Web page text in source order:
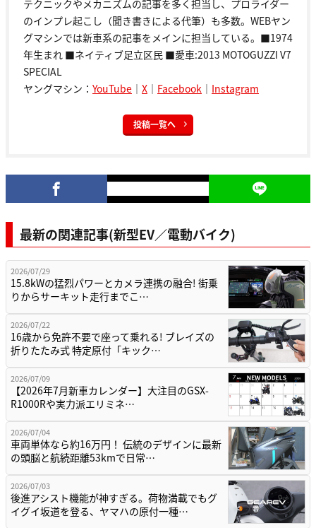
テクニックやメカニズムの記事を多く担当し、プロライダー
のインプレ起こし（聞き書きによる代筆）も多数。WEBヤン
グマシンでは新車系の記事をメインに担当している。■1974
年生まれ ■ネイティブ足立区民 ■愛車:2013 MOTOGUZZI V7
SPECIAL
ヤングマシン： YouTube ｜ X ｜ Facebook ｜ Instagram
投稿一覧へ
最新の関連記事(新型EV／電動バイク)
2026/07/29
15.8kWの猛烈パワーとカメラ連携の融合! 街乗
りからサーキット走行までこ…
2026/07/22
16歳から免許不要で座って乗れる! ブレイズの
折りたたみ式 特定原付「キック…
2026/07/09
【2026年7月新車カレンダー】大注目のGSX-
R1000Rや実力派エリミネ…
2026/07/04
車両単体なら約16万円！ 伝統のデザインに最新
の頭脳と航続距離53kmで日常…
2026/07/03
後進アシスト機能が神すぎる。荷物満載でもグ
イグイ坂道を登る、ヤマハの原付一種…